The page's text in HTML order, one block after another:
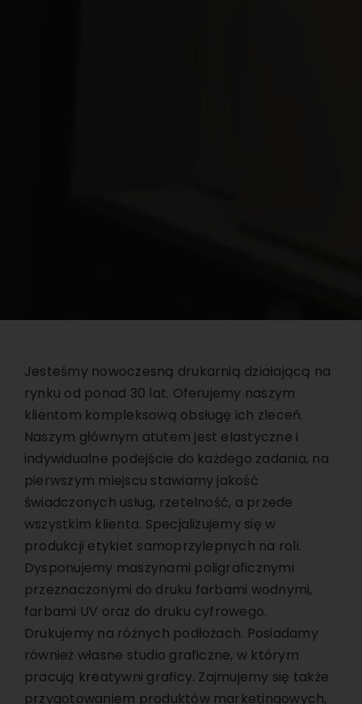
Jesteśmy nowoczesną drukarnią działającą na
rynku od ponad 30 lat. Oferujemy naszym
klientom kompleksową obsługę ich zleceń.
Naszym głównym atutem jest elastyczne i
indywidualne podejście do każdego zadania, na
pierwszym miejscu stawiamy jakość
świadczonych usług, rzetelność, a przede
wszystkim klienta. Specjalizujemy się w
produkcji etykiet samoprzylepnych na roli.
Dysponujemy maszynami poligraficznymi
przeznaczonymi do druku farbami wodnymi,
farbami UV oraz do druku cyfrowego.
Drukujemy na różnych podłożach. Posiadamy
również własne studio graficzne, w którym
pracują kreatywni graficy. Zajmujemy się także
przygotowaniem produktów marketingowych,